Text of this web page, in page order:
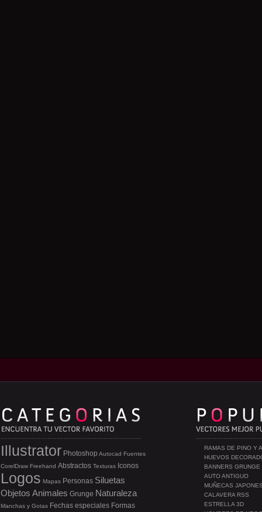
RAMAS DE PINO Y
HUEVOS
BANNERS GRUNGE
AUTO ANTIGUO
MUÑECAS
CALAVERA RSS
ESTRELLA 3D
Illustrator Photoshop Autocad Fuentes
CorelDraw Freehand Abstractos Texturas Iconos
Logos Mapas Personas Siluetas
Objetos Animales Grunge Naturaleza
Manchas y Gotas Fechas especiales Formas